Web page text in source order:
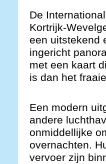
De
Kortrijk-
een uitstekend
ingericht
met een kaart
is dan het
Een modern
andere
onmiddellijke
overnachten.
vervoer zijn